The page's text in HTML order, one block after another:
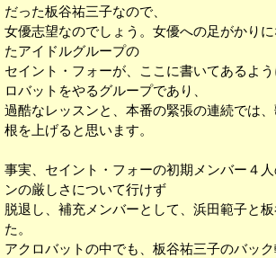
だった板谷祐三子なので、
女優志望なのでしょう。女優への足がかり
たアイドルグループの
セイント・フォーが、ここに書いてあるよ
ロバットをやるグループであり、
過酷なレッスンと、本番の緊張の連続では、
根を上げると思います。
事実、セイント・フォーの初期メンバー４
ンの厳しさについて行けず
脱退し、補充メンバーとして、浜田範子と
た。
アクロバットの中でも、板谷祐三子のバッ